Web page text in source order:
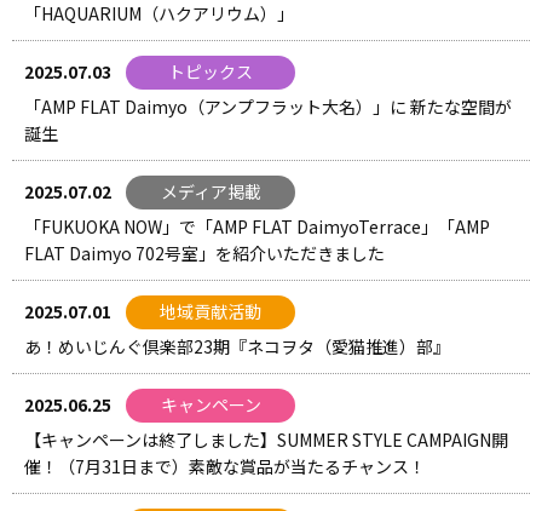
「HAQUARIUM（ハクアリウム）」
2025.07.03
トピックス
「AMP FLAT Daimyo（アンプフラット大名）」に 新たな空間が
誕生
2025.07.02
メディア掲載
「FUKUOKA NOW」で「AMP FLAT DaimyoTerrace」「AMP
FLAT Daimyo 702号室」を紹介いただきました
2025.07.01
地域貢献活動
あ！めいじんぐ倶楽部23期『ネコヲタ（愛猫推進）部』
2025.06.25
キャンペーン
【キャンペーンは終了しました】SUMMER STYLE CAMPAIGN開
催！（7月31日まで）素敵な賞品が当たるチャンス！